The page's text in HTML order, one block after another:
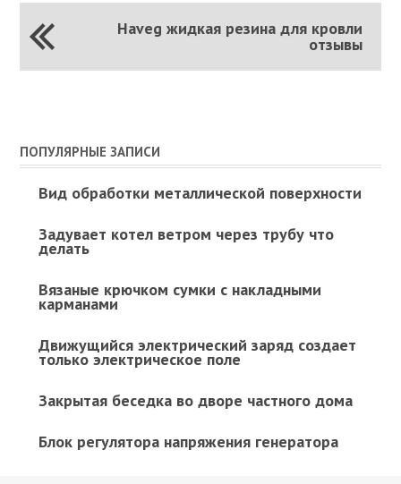
Haveg жидкая резина для кровли
отзывы
ПОПУЛЯРНЫЕ ЗАПИСИ
Вид обработки металлической поверхности
Задувает котел ветром через трубу что
делать
Вязаные крючком сумки с накладными
карманами
Движущийся электрический заряд создает
только электрическое поле
Закрытая беседка во дворе частного дома
Блок регулятора напряжения генератора